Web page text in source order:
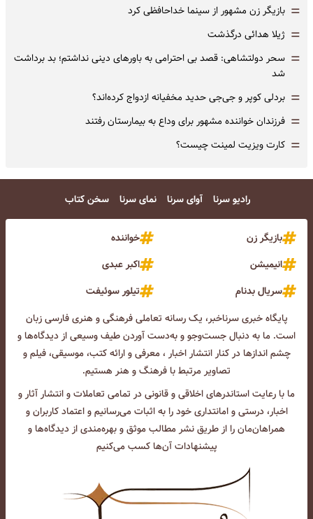
= بازیگر زن مشهور از سینما خداحافظی کرد
= ژیلا هدائی درگذشت
= سحر دولتشاهی: قصد بی احترامی به باورهای دینی نداشتم؛ بد برداشت
شد
= بردلی کوپر و جی‌جی حدید مخفیانه ازدواج کرده‌اند؟
= فرزندان خواننده مشهور برای وداع به بیمارستان رفتند
= کارت ویزیت لمینت چیست؟
رادیو سرنا آوای سرنا نمای سرنا سخن کتاب
بازیگر زن
خواننده
انیمیشن
اکبر عبدی
سریال بدنام
تیلور سوئیفت
پایگاه خبری سرناخبر، یک رسانه تعاملی فرهنگی و هنری فارسی زبان
است. ما به دنبال جست‌و‌جو و به‌دست آوردن طیف وسیعی از دیدگاه‌ها و
چشم انداز‌ها در کنار انتشار اخبار ، معرفی و ارائه کتب، موسیقی، فیلم و
تصاویر مرتبط با فرهنگ و هنر هستیم.
ما با رعایت استاندرهای اخلاقی و قانونی در تمامی تعاملات و انتشار آثار و
اخبار، درستی و امانتداری خود را به اثبات می‌رسانیم و اعتماد کاربران و
همراهان‌مان را از طریق نشر مطالب موثق و بهره‌مندی از دیدگاه‌ها و
پیشنهادات آن‌ها کسب می‌کنیم